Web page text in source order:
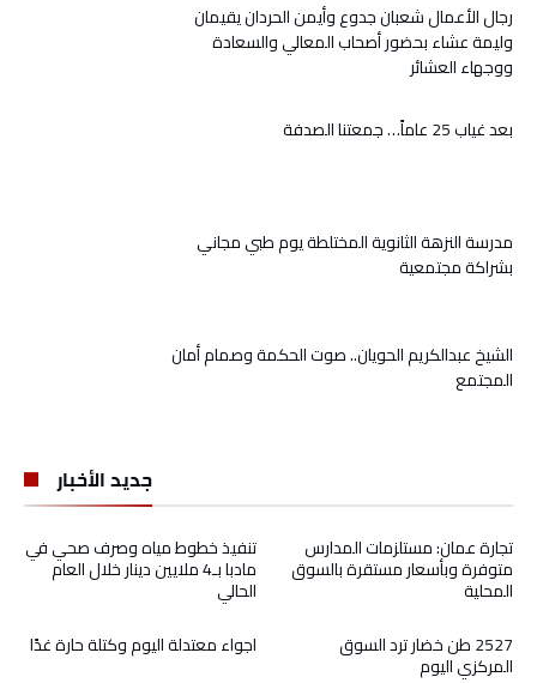
رجال الأعمال شعبان جدوع وأيمن الحردان يقيمان
وليمة عشاء بحضور أصحاب المعالي والسعادة
ووجهاء العشائر
بعد غياب 25 عاماً… جمعتنا الصدفة
مدرسة النزهة الثانوية المختلطة يوم طبي مجاني
بشراكة مجتمعية
الشيخ عبدالكريم الحويان.. صوت الحكمة وصمام أمان
المجتمع
جديد الأخبار
تنفيذ خطوط مياه وصرف صحي في
مادبا بـ4 ملايين دينار خلال العام
الحالي
تجارة عمان: مستلزمات المدارس
متوفرة وبأسعار مستقرة بالسوق
المحلية
اجواء معتدلة اليوم وكتلة حارة غدًا
2527 طن خضار ترد السوق
المركزي اليوم